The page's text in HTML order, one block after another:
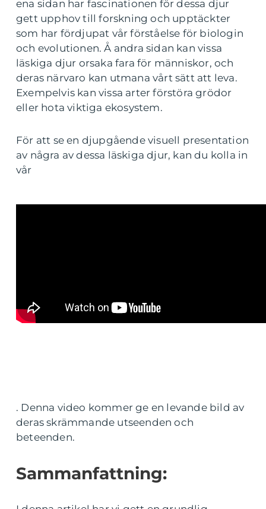
ena sidan har fascinationen för dessa djur
gett upphov till forskning och upptäckter
som har fördjupat vår förståelse för biologin
och evolutionen. Å andra sidan kan vissa
läskiga djur orsaka fara för människor, och
deras närvaro kan utmana vårt sätt att leva.
Exempelvis kan vissa arter förstöra grödor
eller hota viktiga ekosystem.
För att se en djupgående visuell presentation
av några av dessa läskiga djur, kan du kolla in
vår
. Denna video kommer ge en levande bild av
deras skrämmande utseenden och
beteenden.
Sammanfattning: